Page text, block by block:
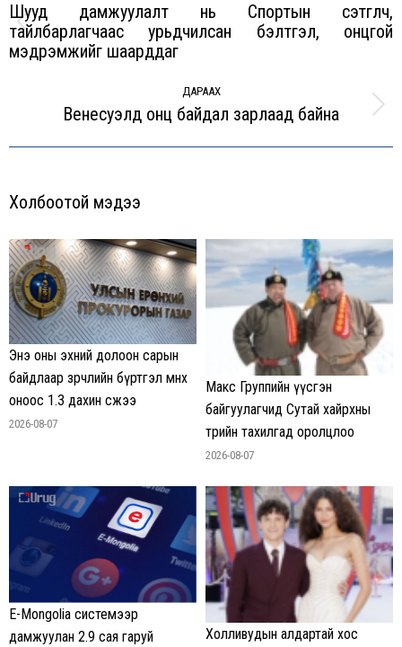
Previous
Шууд дамжуулалт нь Спортын сэтгүүлч,
тайлбарлагчаас урьдчилсан бэлтгэл, онцгой
мэдрэмжийг шаарддаг
ДАРААХ
Next
Венесуэлд онц байдал зарлаад байна
Холбоотой мэдээ
Энэ оны эхний долоон сарын
байдлаар зөрчлийн бүртгэл өмнөх
оноос 1.3 дахин өсжээ
2026-08-07
Макс Группийн үүсгэн
байгуулагчид Сутай хайрхны
төрийн тахилгад оролцлоо
2026-08-07
E-Mongolia системээр
дамжуулан 2.9 сая гаруй
Холливудын алдартай хос